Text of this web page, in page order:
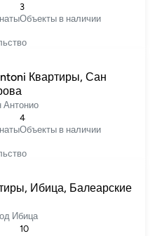
Объекты в наличии
3
Квартиры, Сан
Антонио
Объекты в наличии
4
Ибица, Балеарские
Ибица
10